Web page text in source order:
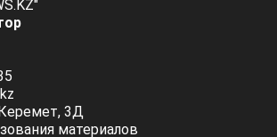
3Д
материалов